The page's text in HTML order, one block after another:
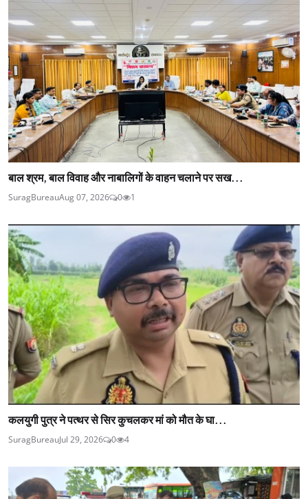
बाल श्रम, बाल विवाह और नाबालिगों के वाहन चलाने पर सख...
SuragBureauAug 07, 2026 0 1
कलयुगी पुत्र ने पत्थर से सिर कुचलकर मां को मौत के घा...
SuragBureauJul 29, 2026 0 4